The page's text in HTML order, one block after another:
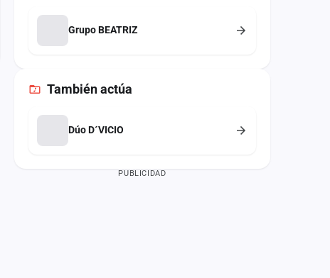
Grupo BEATRIZ
Tambiénactúa
Dúo D´VICIO
PUBLICIDAD